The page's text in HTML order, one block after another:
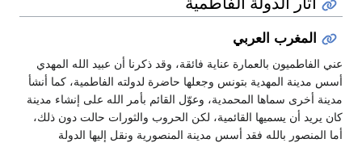
المغرب العربي
عني الفاطميون بالعمارة عناية فائقة، وقد ذكرنا أن عبيد الله المهدي
أسس مدينة المهدية بتونس وجعلها حاضرة لدولته الفاطمية، كما أنشأ
مدينة أخرى سماها المحمدية، وعوّل القائم بأمر الله على إنشاء مدينة
كان يريد أن يسميها القائمية، لكن الحروب والثورات حالت دون ذلك،
أما المنصور بالله فقد أسس مدينة المنصورية ونقل إليها الدولة